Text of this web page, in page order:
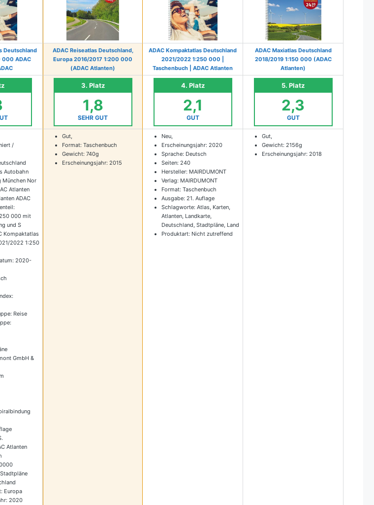
Deutschland
000 ADAC
ADAC Reiseatlas Deutschland,
Europa 2016/2017 1:200 000
(ADAC Atlanten)
ADAC Kompaktatlas Deutschland
2021/2022 1:250 000 |
Taschenbuch | ADAC Atlanten
ADAC Maxiatlas Deutschland
2018/2019 1:150 000 (ADAC
Atlanten)
3. Platz
1,8
SEHR GUT
4. Platz
2,1
GUT
5. Platz
2,3
GUT
/
Autobahn
München Nor
Atlanten
ADAC
000 mit
und S
Kompaktatlas
2022 1:250
2020-
Reise
GmbH &
Atlanten
Europa
2020
Gut,
Format: Taschenbuch
Gewicht: 740g
Erscheinungsjahr: 2015
Neu,
Erscheinungsjahr: 2020
Sprache: Deutsch
Seiten: 240
Hersteller: MAIRDUMONT
Verlag: MAIRDUMONT
Format: Taschenbuch
Ausgabe: 21. Auflage
Schlagworte: Atlas, Karten,
Atlanten, Landkarte,
Deutschland, Stadtpläne, Land
Produktart: Nicht zutreffend
Gut,
Gewicht: 2156g
Erscheinungsjahr: 2018